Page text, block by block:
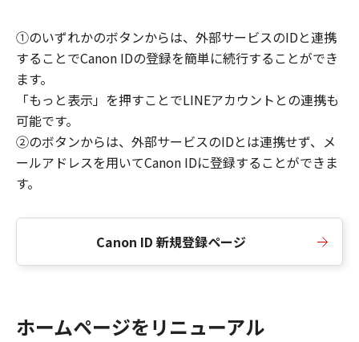
①のいずれかのボタンからは、外部サービスのIDと連携
することでCanon IDの登録を簡単に続行することができ
ます。
「もっと表示」を押すことでLINEアカウントとの連携も
可能です。
②のボタンからは、外部サービスのIDとは連携せず、メ
ールアドレスを用いてCanon IDに登録することができま
す。
Canon ID 新規登録ページ
ホームページをリニューアル